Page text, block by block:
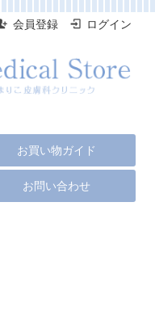
会員登録 ログイン
お買い物ガイド
お問い合わせ